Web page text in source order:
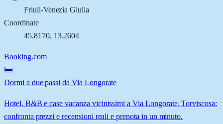
Friuli-Venezia Giulia
Coordinate
45.8170, 13.2604
Booking.com
🛏️
Dormi a due passi da Via Longorate
Hotel, B&B e case vacanza vicinissimi a Via Longorate, Torviscosa:
confronta prezzi e recensioni reali e prenota in un minuto.